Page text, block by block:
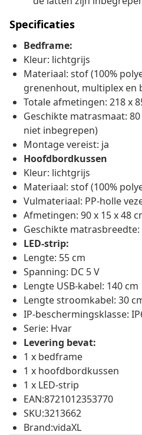
Specificaties
Bedframe:
Kleur: lichtgrijs
Materiaal: stof (100%
grenenhout, multiplex en
Totale afmetingen: 218 x
Geschikte matrasmaat:
niet inbegrepen)
Montage vereist: ja
Hoofdbordkussen
Kleur: lichtgrijs
Materiaal: stof (100%
Vulmateriaal: PP-holle
Afmetingen: 90 x 15 x 48
Geschikte matrasbreedte:
LED-strip:
Lengte: 55 cm
Spanning: DC 5 V
Lengte USB-kabel: 140 cm
Lengte stroomkabel: 30
IP-beschermingsklasse:
Serie: Hvar
Levering bevat:
1 x bedframe
1 x hoofdbordkussen
1 x LED-strip
EAN:8721012353770
SKU:3213662
Brand:vidaXL